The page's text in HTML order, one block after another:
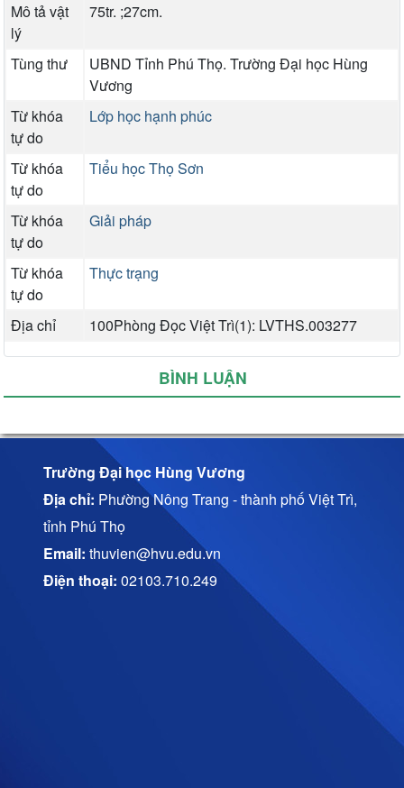
Mô tả vật
lý
75tr. ;27cm.
Tùng thư
UBND Tỉnh Phú Thọ. Trường Đại học Hùng
Vương
Từ khóa
tự do
Lớp học hạnh phúc
Từ khóa
tự do
Tiểu học Thọ Sơn
Từ khóa
tự do
Giải pháp
Từ khóa
tự do
Thực trạng
Địa chỉ 100Phòng Đọc Việt Trì(1): LVTHS.003277
BÌNH LUẬN
Trường Đại học Hùng Vương
Địa chỉ: Phường Nông Trang - thành phố Việt Trì,
tỉnh Phú Thọ
Email: thuvien@hvu.edu.vn
Điện thoại: 02103.710.249